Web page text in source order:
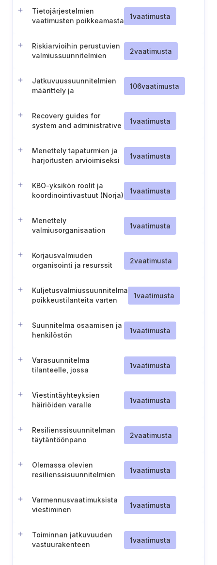
Tietojärjestelmien
vaatimusten poikkeamasta
1vaatimusta
Riskiarvioihin perustuvien
valmiussuunnitelmien
2vaatimusta
Jatkuvuussuunnitelmien
määrittely ja
106vaatimusta
Recovery guides for
system and administrative
1vaatimusta
Menettely tapaturmien ja
harjoitusten arvioimiseksi
1vaatimusta
KBO-yksikön roolit ja
koordinointivastuut (Norja)
1vaatimusta
Menettely
valmiusorganisaation
1vaatimusta
Korjausvalmiuden
organisointi ja resurssit
2vaatimusta
Kuljetusvalmiussuunnitelma
poikkeustilanteita varten
1vaatimusta
Suunnitelma osaamisen ja
henkilöstön
1vaatimusta
Varasuunnitelma
tilanteelle, jossa
1vaatimusta
Viestintäyhteyksien
häiriöiden varalle
1vaatimusta
Resilienssisuunnitelman
täytäntöönpano
2vaatimusta
Olemassa olevien
resilienssisuunnitelmien
1vaatimusta
Varmennusvaatimuksista
viestiminen
1vaatimusta
Toiminnan jatkuvuuden
vastuurakenteen
1vaatimusta